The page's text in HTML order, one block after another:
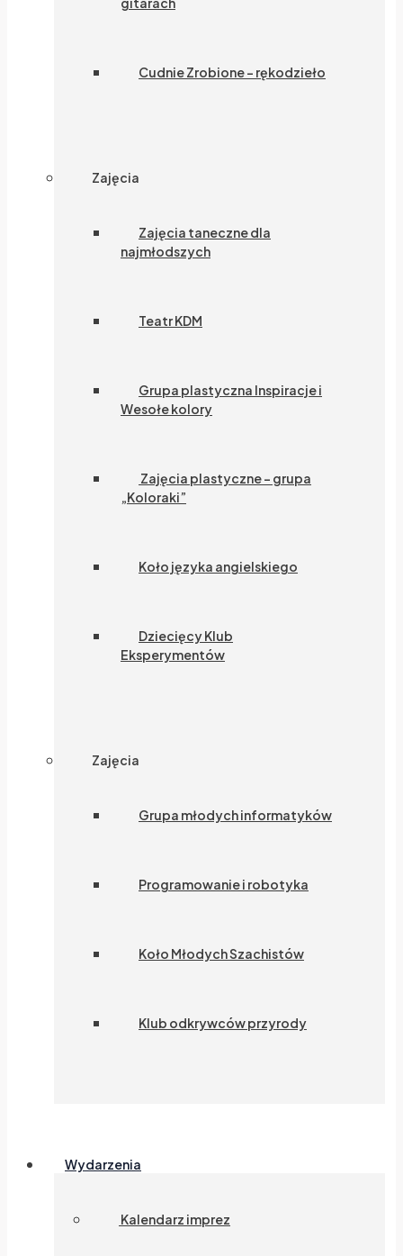
Cudnie Zrobione – rękodzieło
Zajęcia
Zajęcia taneczne dla
najmłodszych
Teatr KDM
Grupa plastyczna Inspiracje i
Wesołe kolory
Zajęcia plastyczne – grupa
„Koloraki”
Koło języka angielskiego
Dziecięcy Klub
Eksperymentów
Zajęcia
Grupa młodych informatyków
Programowanie i robotyka
Koło Młodych Szachistów
Klub odkrywców przyrody
Wydarzenia
Kalendarz imprez